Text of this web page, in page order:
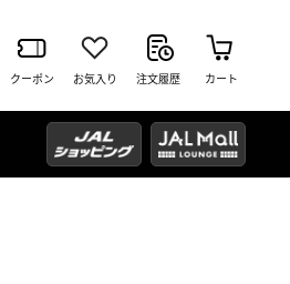
クーポン お気入り 注文履歴 カート